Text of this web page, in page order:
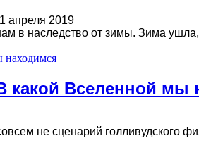
апреля 2019
в наследство от зимы. Зима
какой Вселенной мы
не сценарий голливудского